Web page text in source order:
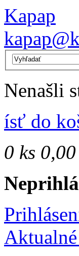
Kapap
Nenašli
ísť do
0 ks